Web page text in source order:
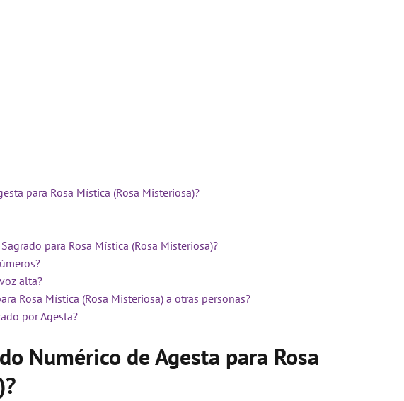
para Rosa Mística (Rosa Misteriosa)?
para Rosa Mística (Rosa Misteriosa)?
alta?
Rosa Mística (Rosa Misteriosa) a otras personas?
por Agesta?
Numérico de Agesta para Rosa